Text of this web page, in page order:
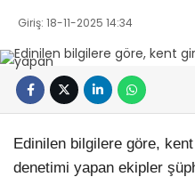
Giriş: 18-11-2025 14:34
Edinilen bilgilere göre,
denetimi yapan ekipler